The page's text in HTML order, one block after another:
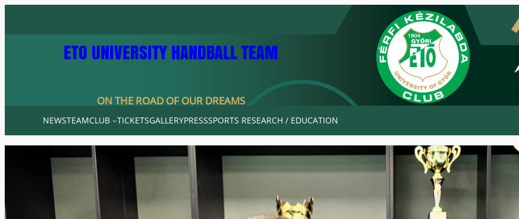
ETO UNIVERSITY HANDBALL TEAM
ON THE ROAD OF OUR DREAMS
NEWSTEAMCLUB TICKETSGALLERYPRESSSPORTS RESEARCH / EDUCATION